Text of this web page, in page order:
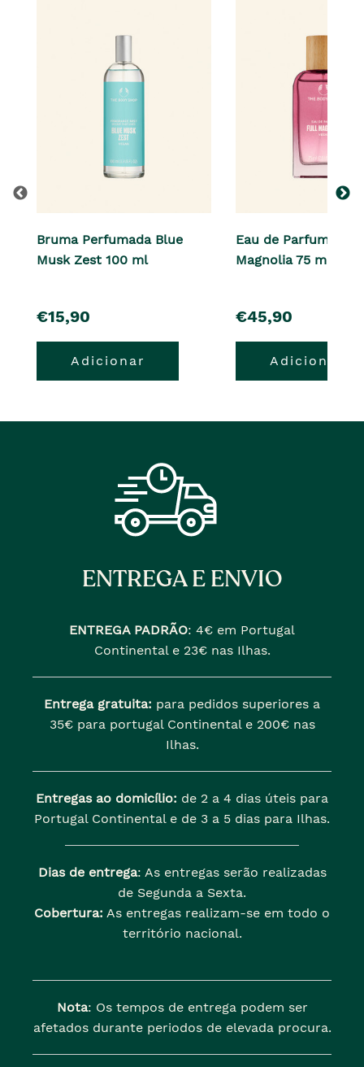
Bruma Perfumada Blue
Musk Zest 100 ml
pre�o
€15,90
Adicionar
Eau de Parfum Full
Magnolia 75 ml
pre�o
€45,90
Adicionar
ENTREGA E ENVIO
ENTREGA PADRÃO: 4€ em Portugal
Continental e 23€ nas Ilhas.
Entrega gratuita: para pedidos superiores a
35€ para portugal Continental e 200€ nas
Ilhas.
Entregas ao domicílio: de 2 a 4 dias úteis para
Portugal Continental e de 3 a 5 dias para Ilhas.
Dias de entrega: As entregas serão realizadas
de Segunda a Sexta.
Cobertura: As entregas realizam-se em todo o
território nacional.
Nota: Os tempos de entrega podem ser
afetados durante periodos de elevada procura.